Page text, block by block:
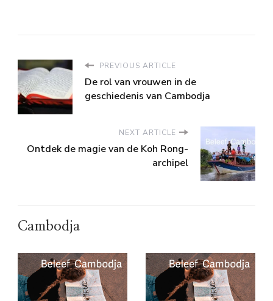
PREVIOUS ARTICLE
De rol van vrouwen in de
geschiedenis van Cambodja
NEXT ARTICLE
Ontdek de magie van de Koh Rong-
archipel
Cambodja